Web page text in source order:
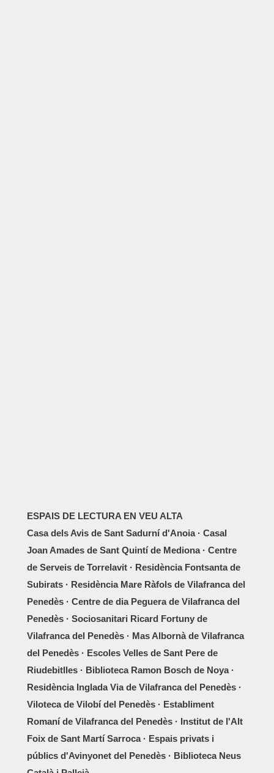
ESPAIS DE LECTURA EN VEU ALTA
Casa dels Avis de Sant Sadurní d'Anoia · Casal
Joan Amades de Sant Quintí de Mediona · Centre
de Serveis de Torrelavit · Residència Fontsanta de
Subirats · Residència Mare Ràfols de Vilafranca del
Penedès · Centre de dia Peguera de Vilafranca del
Penedès · Sociosanitari Ricard Fortuny de
Vilafranca del Penedès · Mas Albornà de Vilafranca
del Penedès · Escoles Velles de Sant Pere de
Riudebitlles · Biblioteca Ramon Bosch de Noya ·
Residència Inglada Via de Vilafranca del Penedès ·
Viloteca de Vilobí del Penedès · Establiment
Romaní de Vilafranca del Penedès · Institut de l'Alt
Foix de Sant Martí Sarroca · Espais privats i
públics d'Avinyonet del Penedès · Biblioteca Neus